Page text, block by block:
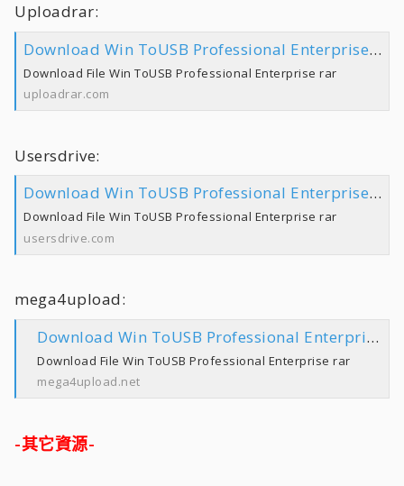
Uploadrar:
Download Win ToUSB Professional Enterprise rar
Download File Win ToUSB Professional Enterprise rar
uploadrar.com
Usersdrive:
Download Win ToUSB Professional Enterprise rar
Download File Win ToUSB Professional Enterprise rar
usersdrive.com
mega4upload:
Download Win ToUSB Professional Enterprise rar
Download File Win ToUSB Professional Enterprise rar
mega4upload.net
-其它資源-